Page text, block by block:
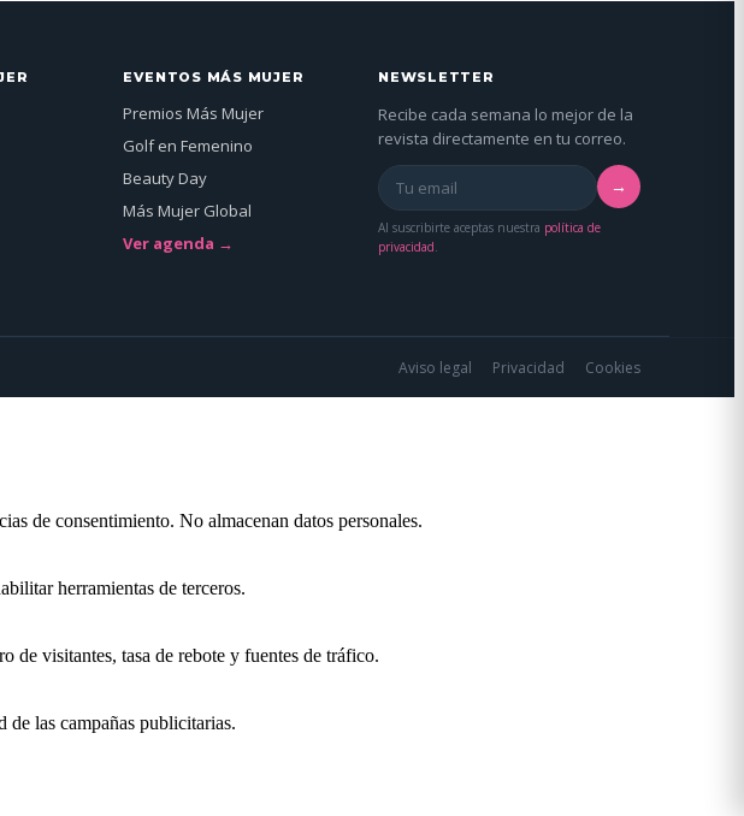
EVENTOS MÁS MUJER
Premios Más Mujer
Golf en Femenino
Beauty Day
Más Mujer Global
Ver agenda →
NEWSLETTER
Recibe cada semana lo mejor de la
revista directamente en tu correo.
→
Al suscribirte aceptas nuestra política de
privacidad.
Aviso legal Privacidad Cookies
de consentimiento. No almacenan datos personales.
herramientas de terceros.
de visitantes, tasa de rebote y fuentes de tráfico.
de las campañas publicitarias.